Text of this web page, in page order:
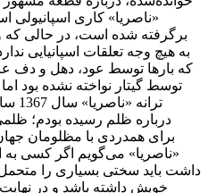
«ناصریا» کاری
برگرفته شده است، در حالی که
به هیچ وجه تعلقات اسپانیایی
که بارها توسط عود، ‌دهل و‌ دف
توسط گیتار نواخته نشده بود
درباره ظلم رسیده بودم؛
برای همدردی با مظلومان
«ناصریا» می‌گویم اگر کسی
داشت باید سختی بسیاری را
خویش داشته باشد و در نهایت